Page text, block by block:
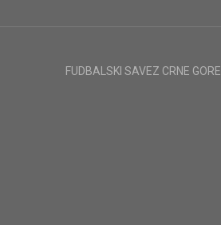
FUDBALSKI SAVEZ CRNE GORE